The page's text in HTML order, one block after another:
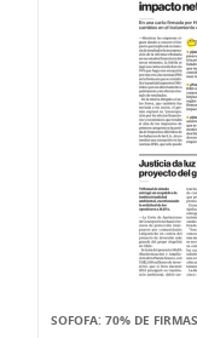
SOFOFA: 70% DE